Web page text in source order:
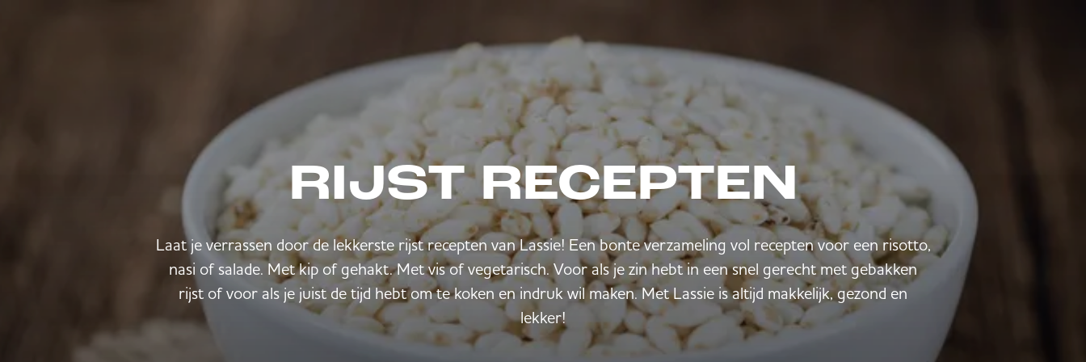
RIJST RECEPTEN
Laat je verrassen door de lekkerste rijst recepten van Lassie! Een bonte verzameling vol recepten voor een risotto,
nasi of salade. Met kip of gehakt. Met vis of vegetarisch. Voor als je zin hebt in een snel gerecht met gebakken
rijst of voor als je juist de tijd hebt om te koken en indruk wil maken. Met Lassie is altijd makkelijk, gezond en
lekker!